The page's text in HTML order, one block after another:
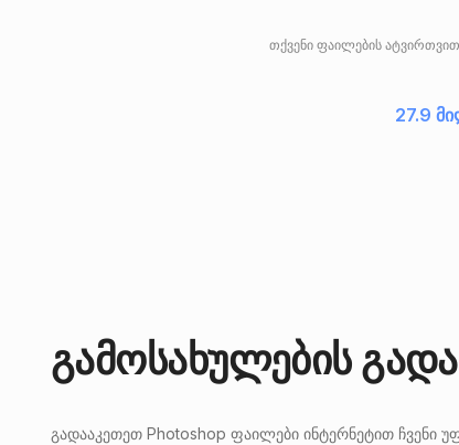
თქვენი ფაილების ატვირთვით
27.9
გამოსახულების
გადააკეთეთ Photoshop ფაილები ინტერნეტით ჩვენი